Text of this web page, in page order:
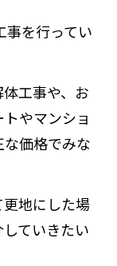
事を行ってい
工事や、お
やマンショ
価格でみな
地にした場
ていきたい